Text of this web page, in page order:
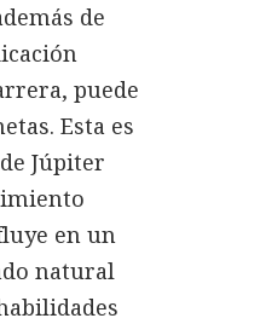
de
puede
Esta es
Júpiter
en un
natural